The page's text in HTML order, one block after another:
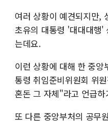
여러 상황이 예견되지만,
초유의 대통령 '대대대행'
는데요.
이런 상황에 대해 한 중
통령 취임준비위원회 위
혼돈 그 자체"라고 언급
또 다른 중앙부처의 공무